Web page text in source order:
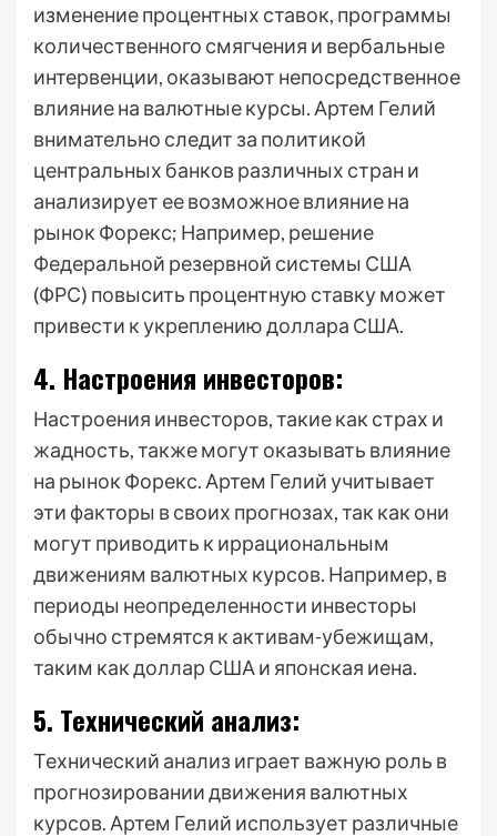
изменение процентных ставок, программы
количественного смягчения и вербальные
интервенции, оказывают непосредственное
влияние на валютные курсы. Артем Гелий
внимательно следит за политикой
центральных банков различных стран и
анализирует ее возможное влияние на
рынок Форекс; Например, решение
Федеральной резервной системы США
(ФРС) повысить процентную ставку может
привести к укреплению доллара США.
4. Настроения инвесторов:
Настроения инвесторов, такие как страх и
жадность, также могут оказывать влияние
на рынок Форекс. Артем Гелий учитывает
эти факторы в своих прогнозах, так как они
могут приводить к иррациональным
движениям валютных курсов. Например, в
периоды неопределенности инвесторы
обычно стремятся к активам-убежищам,
таким как доллар США и японская иена.
5. Технический анализ:
Технический анализ играет важную роль в
прогнозировании движения валютных
курсов. Артем Гелий использует различные